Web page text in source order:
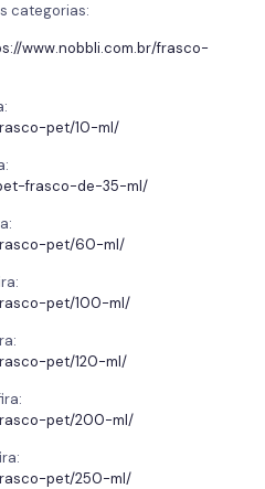
categorias:
www.nobbli.com.br/frasco-
pet/10-ml/
frasco-de-35-ml/
pet/60-ml/
pet/100-ml/
pet/120-ml/
pet/200-ml/
pet/250-ml/